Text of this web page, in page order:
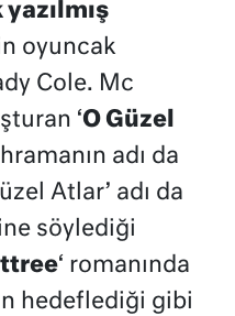
oyuncak
Cole. Mc
‘O Güzel
adı da
Atlar’ adı da
söylediği
‘ romanında
hedeflediği gibi